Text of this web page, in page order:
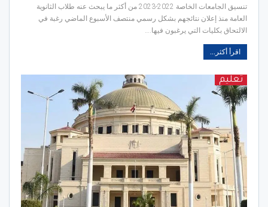
تنسيق الجامعات الخاصة 2022-2023 من أكثر ما يبحث عنه طلاب الثانوية
العامة منذ إعلان نتائجهم بشكل رسمي منتصف الأسبوع الماضي رغبة في
الالتحاق بكليات التي يرغبون فيها.…
اقرأ أكثر...
تعليم